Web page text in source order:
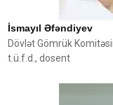
İsmayıl Əfəndiyev
Dövlət Gömrük
t.ü.f.d., dosent